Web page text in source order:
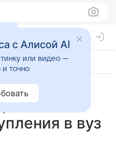
в вуз
с Алисой AI
или видео —
точно